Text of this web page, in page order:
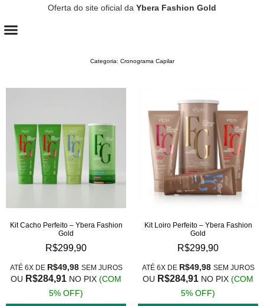
Oferta do site oficial da Ybera Fashion Gold
Categoria: Cronograma Capilar
Kit Cacho Perfeito – Ybera Fashion
Gold
R$299,90
ATÉ 6X DE R$49,98 SEM JUROS
OU R$284,91 NO PIX (COM
5% OFF)
Kit Loiro Perfeito – Ybera Fashion
Gold
R$299,90
ATÉ 6X DE R$49,98 SEM JUROS
OU R$284,91 NO PIX (COM
5% OFF)